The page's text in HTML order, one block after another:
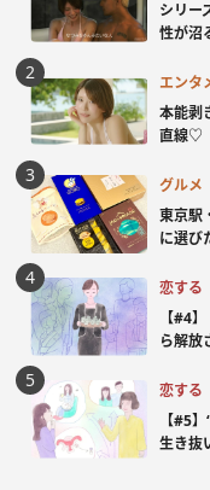
シリー
性が沼
エンタ
本能剥
直線♡
グルメ
東京駅
に選び
恋する
【#4
ら解放
恋する
【#5
生き抜